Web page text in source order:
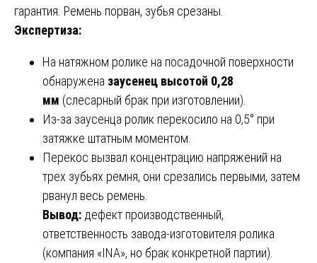
гарантия. Ремень порван, зубья срезаны.
Экспертиза:
На натяжном ролике на посадочной поверхности
обнаружена заусенец высотой 0,28
мм (слесарный брак при изготовлении).
Из-за заусенца ролик перекосило на 0,5° при
затяжке штатным моментом.
Перекос вызвал концентрацию напряжений на
трех зубьях ремня, они срезались первыми, затем
рванул весь ремень.
Вывод: дефект производственный,
ответственность завода-изготовителя ролика
(компания «INA», но брак конкретной партии).